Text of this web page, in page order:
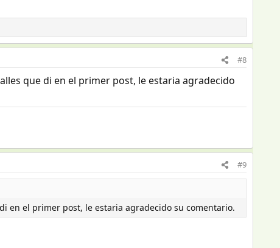
#8
que di en el primer post, le estaria agradecido
#9
en el primer post, le estaria agradecido su comentario.